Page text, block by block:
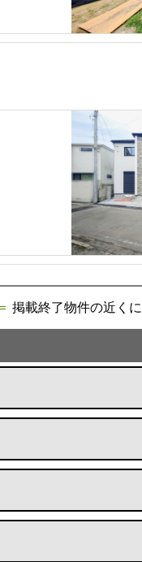
掲載終了物件の近く